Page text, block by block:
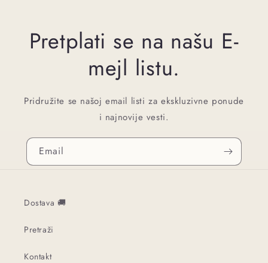
Pretplati se na našu E-
mejl listu.
Pridružite se našoj email listi za ekskluzivne ponude
i najnovije vesti.
Email
Dostava 🚚
Pretraži
Kontakt